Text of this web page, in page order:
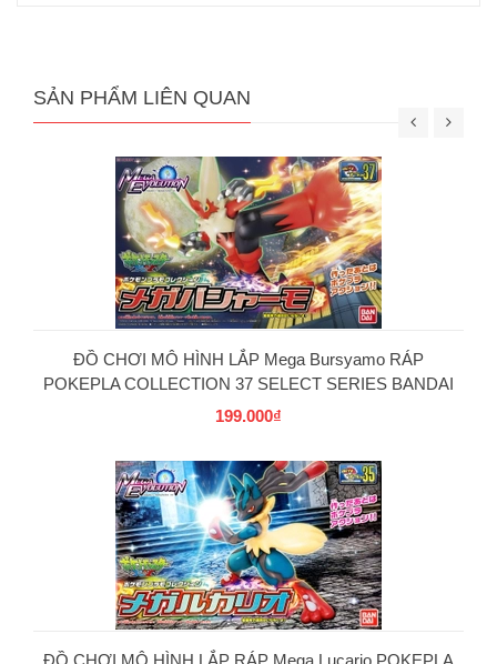
SẢN PHẨM LIÊN QUAN
ĐỒ CHƠI MÔ HÌNH LẮP Mega Bursyamo RÁP
POKEPLA COLLECTION 37 SELECT SERIES BANDAI
199.000₫
ĐỒ CHƠI MÔ HÌNH LẮP RÁP Mega Lucario POKEPLA